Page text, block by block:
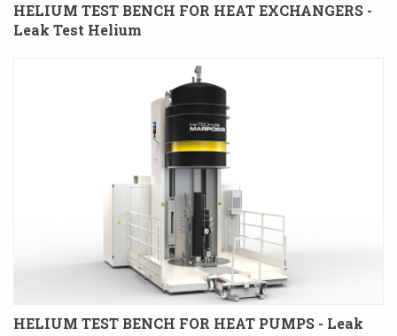
HELIUM TEST BENCH FOR HEAT EXCHANGERS -
Leak Test Helium
HELIUM TEST BENCH FOR HEAT PUMPS - Leak